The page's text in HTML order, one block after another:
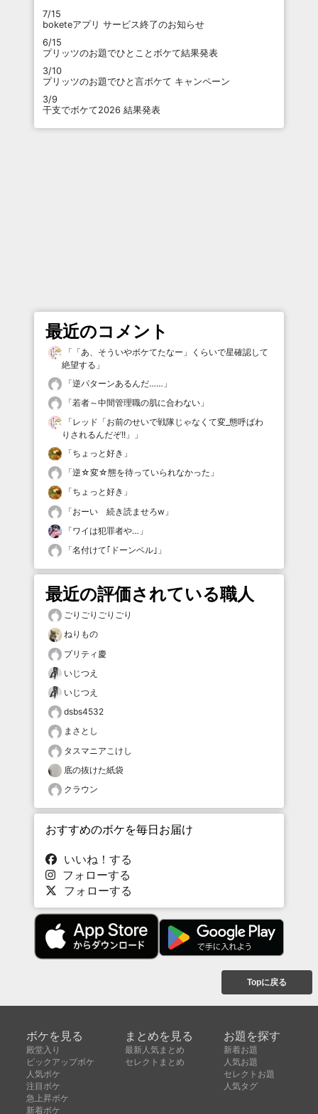
7/15
boketeアプリ サービス終了のお知らせ
6/15
プリッツのお題でひとことボケて結果発表
3/10
プリッツのお題でひと言ボケて キャンペーン
3/9
干支でボケて2026 結果発表
最近のコメント
「 「あ、そういやボケてたなー」くらいで星確認して
絶望する 」
「逆パターンあるんだ…… 」
「若者～中間管理職の肌に合わない 」
「レッド「お前のせいで戦隊じゃなくて変_態呼ばわ
りされるんだぞ!!」
」
「ちょっと好き 」
「逆☆変☆態を待っていられなかった 」
「ちょっと好き 」
「おーい 続き読ませろw 」
「ワイは犯罪者や… 」
「名付けて｢ドーンベル｣ 」
最近の評価されている職人
ごりごりごりごり
ねりもの
プリティ慶
いじつえ
いじつえ
dsbs4532
まさとし
タスマニアこけし
底の抜けた紙袋
クラウン
おすすめのボケを毎日お届け
いいね！する
フォローする
フォローする
Topに戻る
ボケを見る
殿堂入り
ピックアップボケ
人気ボケ
注目ボケ
急上昇ボケ
新着ボケ
まとめを見る
最新人気まとめ
セレクトまとめ
お題を探す
新着お題
人気お題
セレクトお題
人気タグ